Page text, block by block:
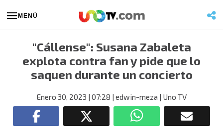
MENÚ
"Cállense": Susana Zabaleta
explota contra fan y pide que lo
saquen durante un concierto
Enero 30, 2023 | 07:28 | edwin-meza | Uno TV